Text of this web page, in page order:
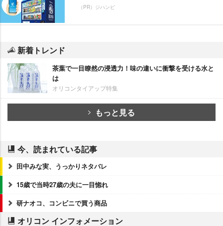
（PR）ジハンピ
新着トレンド
茶葉で一目瞭然の浸透力！味の違いに衝撃を受ける水と
は
オリコンタイアップ特集
もっと見る
今、読まれている記事
田中みな実、うっかりネタバレ
15歳で当時27歳の夫に一目惚れ
研ナオコ、コンビニで買う商品
オリコン インフォメーション